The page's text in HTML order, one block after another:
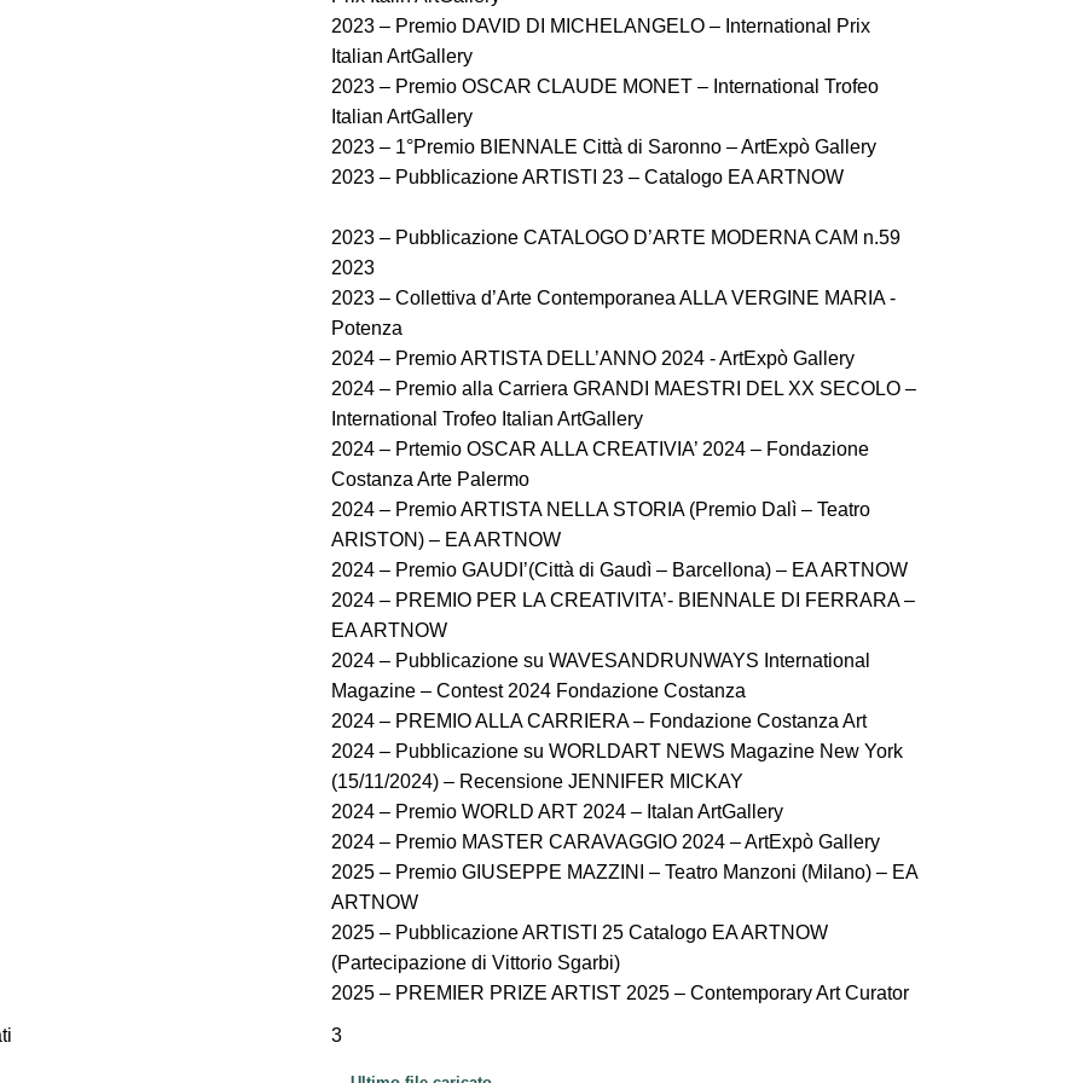
2023 – Premio DAVID DI MICHELANGELO – International Prix
Italian ArtGallery
2023 – Premio OSCAR CLAUDE MONET – International Trofeo
Italian ArtGallery
2023 – 1°Premio BIENNALE Città di Saronno – ArtExpò Gallery
2023 – Pubblicazione ARTISTI 23 – Catalogo EA ARTNOW
2023 – Pubblicazione CATALOGO D’ARTE MODERNA CAM n.59
2023
2023 – Collettiva d’Arte Contemporanea ALLA VERGINE MARIA -
Potenza
2024 – Premio ARTISTA DELL’ANNO 2024 - ArtExpò Gallery
2024 – Premio alla Carriera GRANDI MAESTRI DEL XX SECOLO –
International Trofeo Italian ArtGallery
2024 – Prtemio OSCAR ALLA CREATIVIA’ 2024 – Fondazione
Costanza Arte Palermo
2024 – Premio ARTISTA NELLA STORIA (Premio Dalì – Teatro
ARISTON) – EA ARTNOW
2024 – Premio GAUDI’(Città di Gaudì – Barcellona) – EA ARTNOW
2024 – PREMIO PER LA CREATIVITA’- BIENNALE DI FERRARA –
EA ARTNOW
2024 – Pubblicazione su WAVESANDRUNWAYS International
Magazine – Contest 2024 Fondazione Costanza
2024 – PREMIO ALLA CARRIERA – Fondazione Costanza Art
2024 – Pubblicazione su WORLDART NEWS Magazine New York
(15/11/2024) – Recensione JENNIFER MICKAY
2024 – Premio WORLD ART 2024 – Italan ArtGallery
2024 – Premio MASTER CARAVAGGIO 2024 – ArtExpò Gallery
2025 – Premio GIUSEPPE MAZZINI – Teatro Manzoni (Milano) – EA
ARTNOW
2025 – Pubblicazione ARTISTI 25 Catalogo EA ARTNOW
(Partecipazione di Vittorio Sgarbi)
2025 – PREMIER PRIZE ARTIST 2025 – Contemporary Art Curator
3